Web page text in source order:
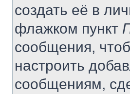
создать её в
флажком пункт
сообщения,
настроить
сообщениям,